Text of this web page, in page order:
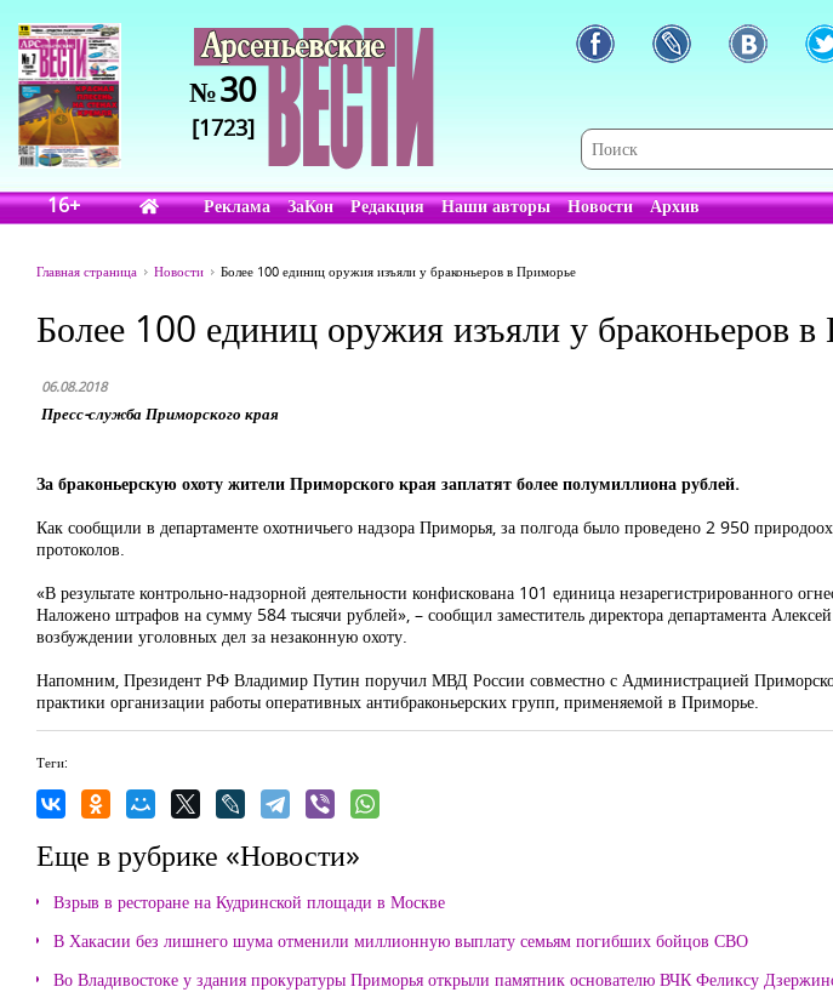
№30
[1723]
16+ Реклама ЗаКон Редакция Наши авторы Новости Архив
Главная страница Новости Более 100 единиц оружия изъяли у браконьеров в Приморье
Более 100 единиц оружия изъяли у браконьеров
06.08.2018
Пресс-служба Приморского края
За браконьерскую охоту жители Приморского края заплатят более полумиллиона рублей.
Как сообщили в департаменте охотничьего надзора Приморья, за полгода было проведено 2 950
протоколов.
«В результате контрольно-надзорной деятельности конфискована 101 единица незарегистрированного
Наложено штрафов на сумму 584 тысячи рублей», – сообщил заместитель директора департамента
возбуждении уголовных дел за незаконную охоту.
Напомним, Президент РФ Владимир Путин поручил МВД России совместно с Администрацией
практики организации работы оперативных антибраконьерских групп, применяемой в Приморье.
Теги:
Еще в рубрике «Новости»
Взрыв в ресторане на Кудринской площади в Москве
В Хакасии без лишнего шума отменили миллионную выплату семьям погибших бойцов СВО
Во Владивостоке у здания прокуратуры Приморья открыли памятник основателю ВЧК Феликсу